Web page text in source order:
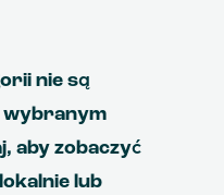
nie są
wybranym
aby zobaczyć
lub